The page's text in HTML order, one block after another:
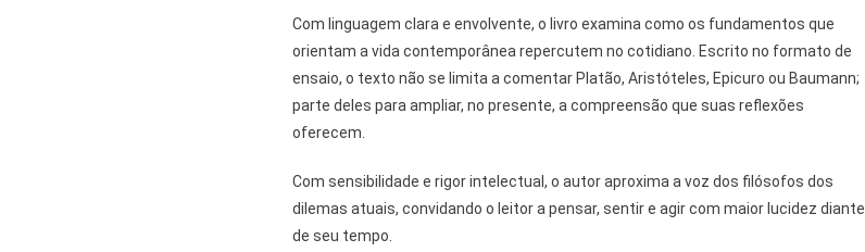
Com linguagem clara e envolvente, o livro examina como os fundamentos que
orientam a vida contemporânea repercutem no cotidiano. Escrito no formato de
ensaio, o texto não se limita a comentar Platão, Aristóteles, Epicuro ou Baumann;
parte deles para ampliar, no presente, a compreensão que suas reflexões
oferecem.
Com sensibilidade e rigor intelectual, o autor aproxima a voz dos filósofos dos
dilemas atuais, convidando o leitor a pensar, sentir e agir com maior lucidez diante
de seu tempo.